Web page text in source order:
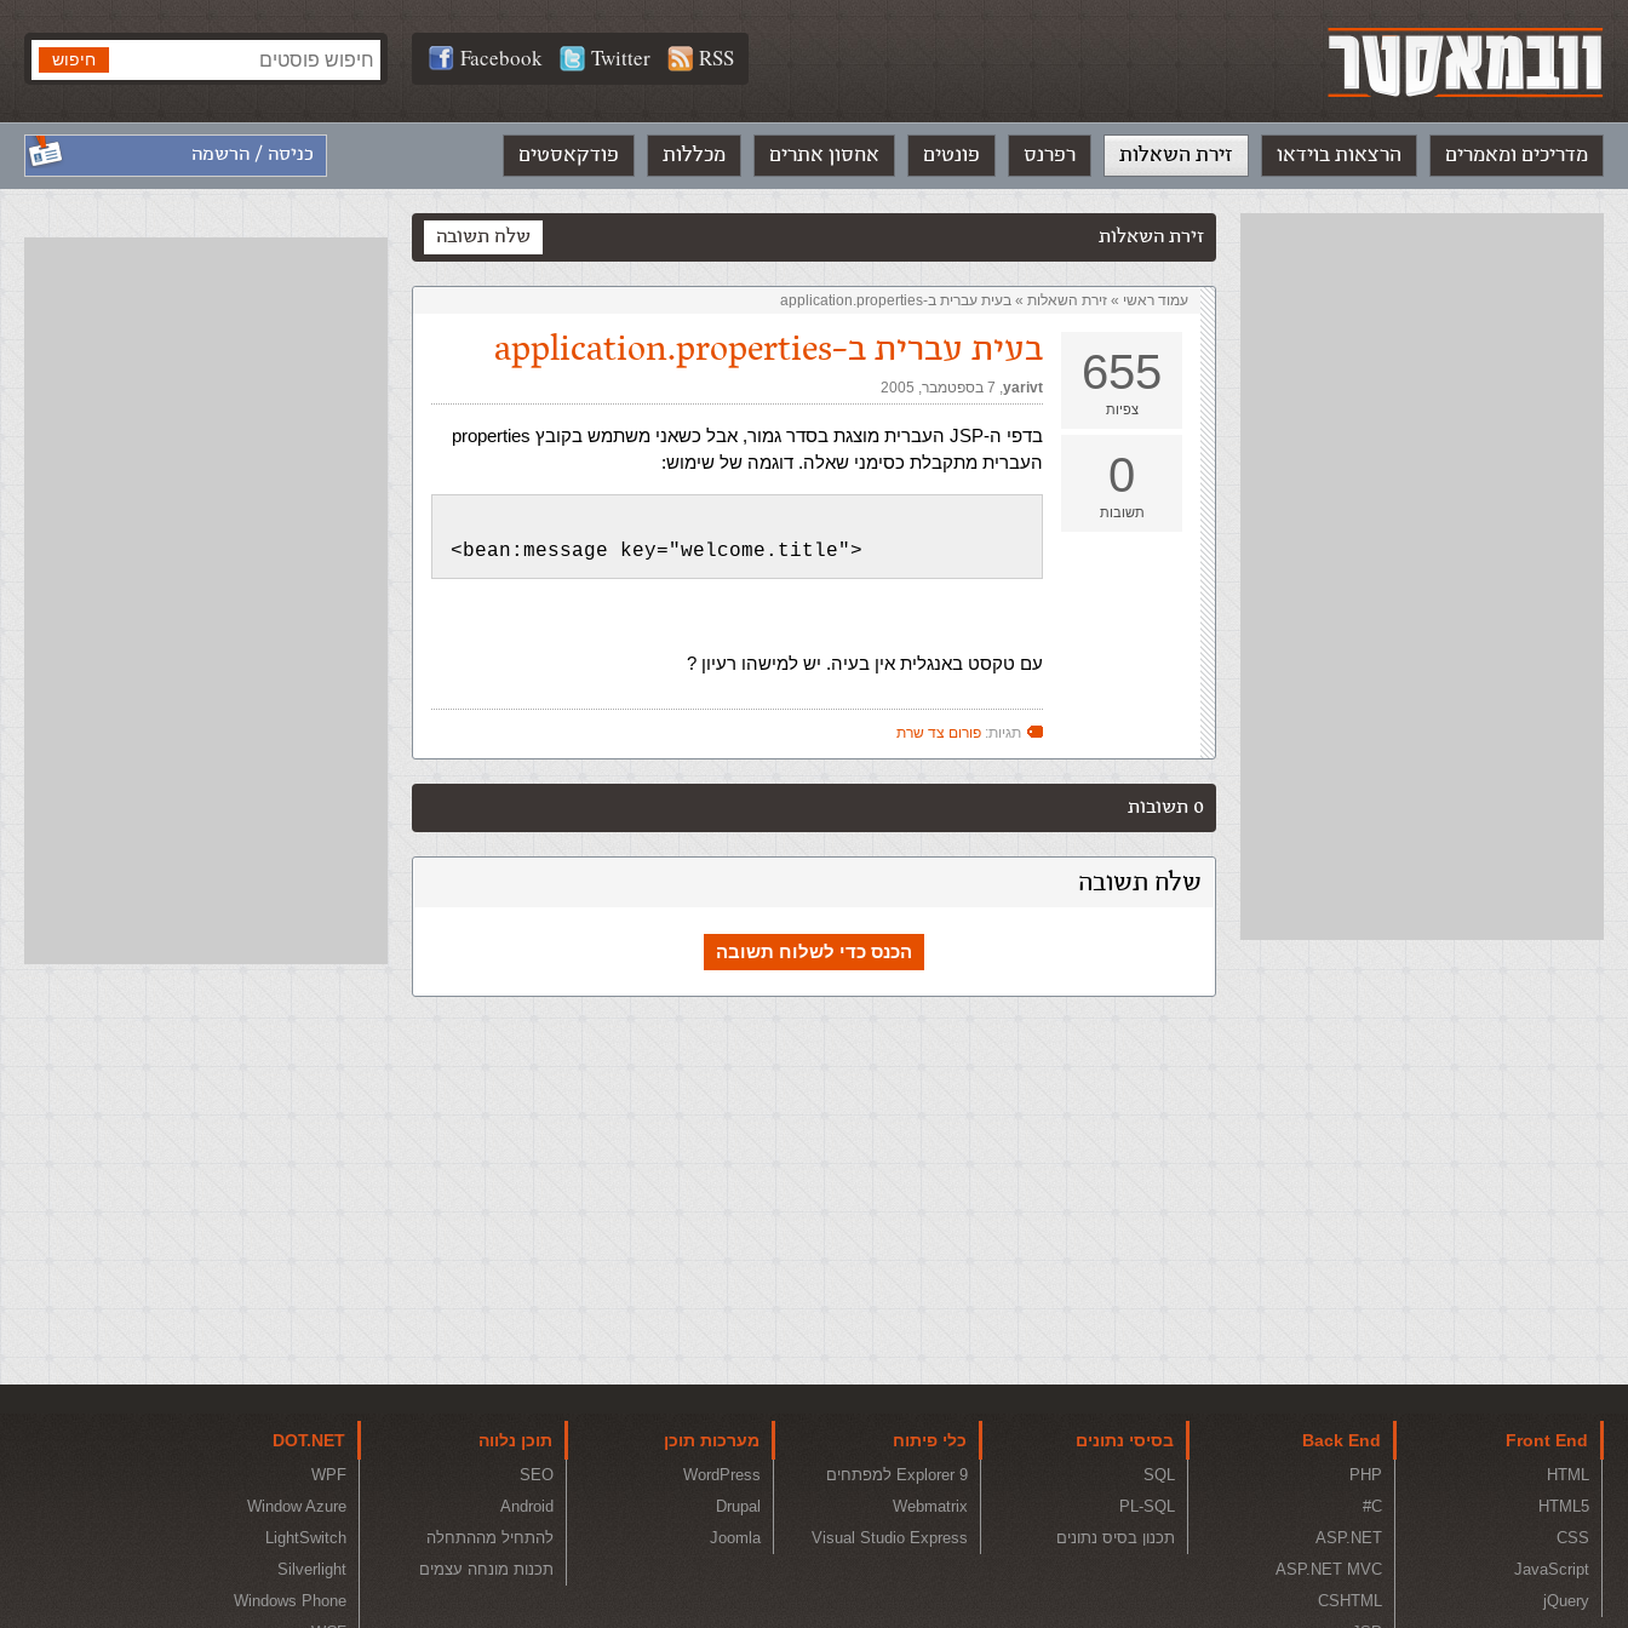
Facebook Twitter RSS
כניסה / הרשמה מדריכים ומאמרים הרצאות בוידאו זירת השאלות רפרנס פונטים אחסון אתרים מכללות פודקאסטים
שלח תשובה זירת השאלות
עמוד ראשי » ‏זירת השאלות‏ » בעית עברית ב-application.properties
655
צפיות
0
תשובות
בעית עברית ב-application.properties
yarivt
,‏ 7 בספטמבר, 2005
בדפי ה-JSP העברית מוצגת בסדר גמור, אבל כשאני משתמש בקובץ properties
העברית מתקבלת כסימני שאלה. דוגמה של שימוש:
<bean:message key="welcome.title">
עם טקסט באנגלית אין בעיה. יש למישהו רעיון ?
תגיות: פורום צד שרת
0 תשובות
שלח תשובה
הכנס כדי לשלוח תשובה
Front End
HTML
HTML5
CSS
JavaScript
jQuery
Back End
PHP
C#
ASP.NET
ASP.NET MVC
CSHTML
בסיסי נתונים
SQL
PL-SQL
תכנון בסיס נתונים
כלי פיתוח
Explorer 9 למפתחים
Webmatrix
Visual Studio Express
מערכות תוכן
WordPress
Drupal
Joomla
תוכן נלווה
SEO
Android
להתחיל מההתחלה
תכנות מונחה עצמים
DOT.NET
WPF
Window Azure
LightSwitch
Silverlight
Windows Phone